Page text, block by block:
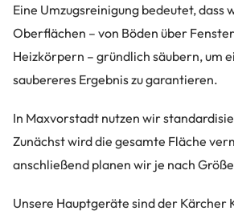
Eine Umzugsreinigung bedeutet, dass
Oberflächen – von Böden über
Heizkörpern – gründlich säubern, um
saubereres Ergebnis zu garantieren.
In Maxvorstadt nutzen wir
Zunächst wird die gesamte Fläche
anschließend planen wir je nach
Unsere Hauptgeräte sind der Kärcher